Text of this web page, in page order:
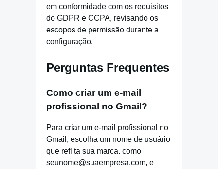
em conformidade com os requisitos
do GDPR e CCPA, revisando os
escopos de permissão durante a
configuração.
Perguntas Frequentes
Como criar um e-mail
profissional no Gmail?
Para criar um e-mail profissional no
Gmail, escolha um nome de usuário
que reflita sua marca, como
seunome@suaempresa.com, e